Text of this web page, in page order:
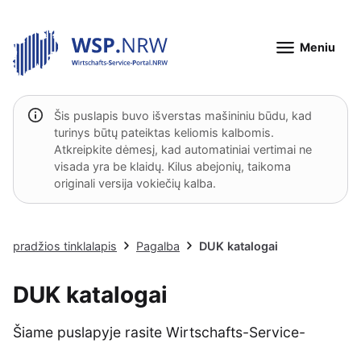
Meniu
Šis puslapis buvo išverstas mašininiu būdu, kad
turinys būtų pateiktas keliomis kalbomis.
Atkreipkite dėmesį, kad automatiniai vertimai ne
visada yra be klaidų. Kilus abejonių, taikoma
originali versija vokiečių kalba.
pradžios tinklalapis Pagalba DUK katalogai
DUK katalogai
Šiame puslapyje rasite Wirtschafts-Service-